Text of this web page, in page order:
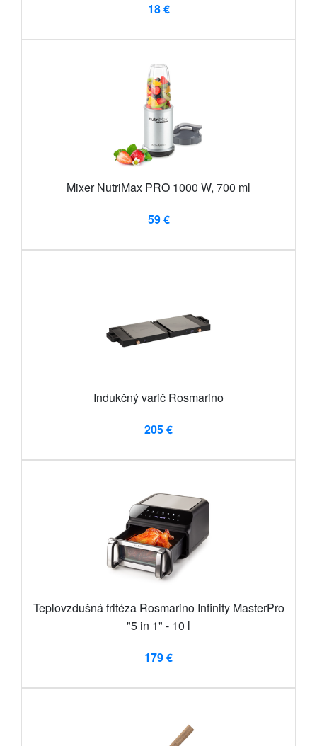
18 €
Mixer NutriMax PRO 1000 W, 700 ml
59 €
Indukčný varič Rosmarino
205 €
Teplovzdušná fritéza Rosmarino Infinity MasterPro
"5 in 1" - 10 l
179 €